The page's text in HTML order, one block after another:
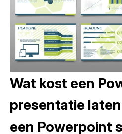
Wat kost een
presentatie
een Powerpoint